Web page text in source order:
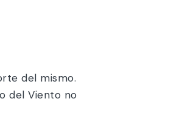
del mismo.
del Viento no